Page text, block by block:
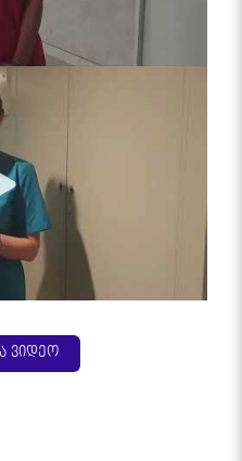
ვიდეო